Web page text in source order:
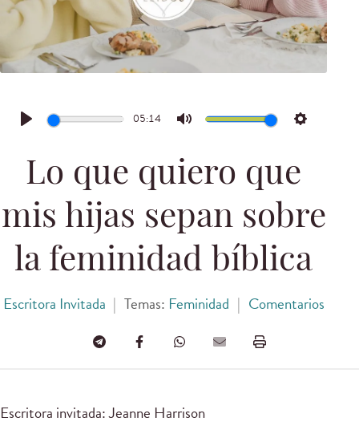
Play
05:14
Mute Settings
Lo que quiero que
mis hijas sepan sobre
la feminidad bíblica
Escritora Invitada | Temas: Feminidad | Comentarios
Escritora invitada: Jeanne Harrison